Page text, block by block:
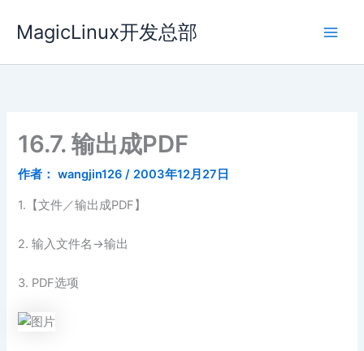
容
MagicLinux开发总部
16.7. 输出成PDF
作者： wangjin126/ 2003年12月27日
1.【文件／输出成PDF】
2. 输入文件名→输出
3. PDF选项